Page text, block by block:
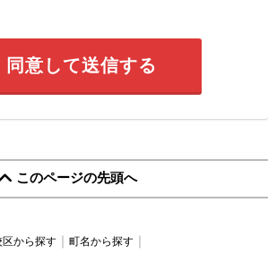
同意して送信する
このページの先頭へ
区から探す
町名から探す